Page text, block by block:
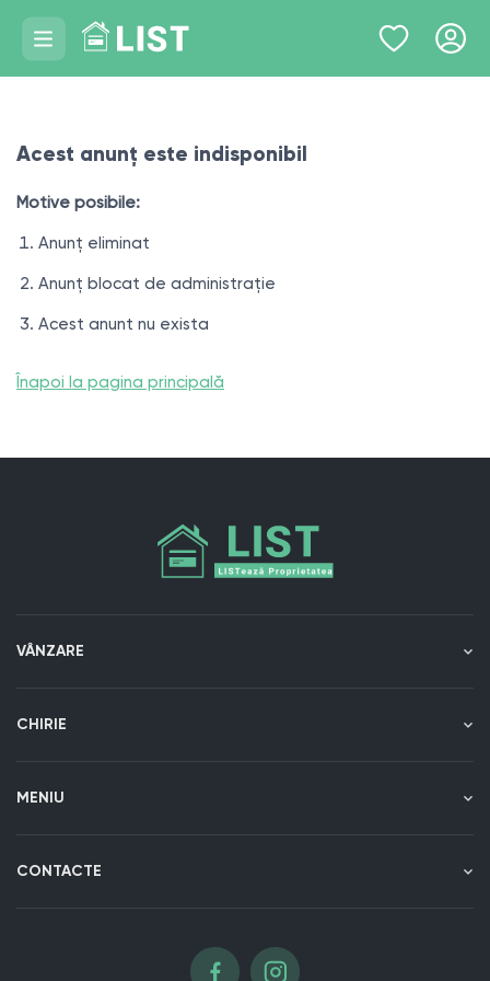
Acest anunț este indisponibil
Motive posibile:
Anunț eliminat
Anunț blocat de administrație
Acest anunt nu exista
Înapoi la pagina principală
VÂNZARE
CHIRIE
MENIU
CONTACTE